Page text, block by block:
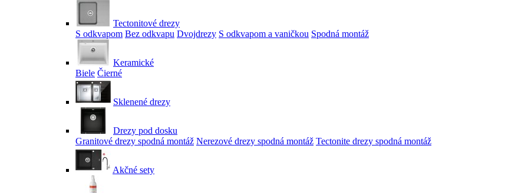
Tectonitové drezy
S odkvapom Bez odkvapu Dvojdrezy S odkvapom a vaničkou Spodná montáž
Keramické
Biele Čierné
Sklenené drezy
Drezy pod dosku
Granitové drezy spodná montáž Nerezové drezy spodná montáž Tectonite drezy spodná montáž
Akčné sety